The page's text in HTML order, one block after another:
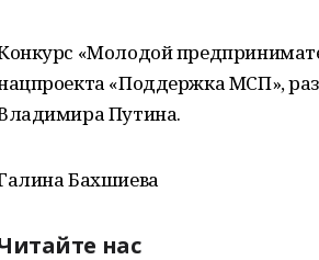
«Молодой
«Поддержка МСП»,
Путина.
Бахшиева
нас